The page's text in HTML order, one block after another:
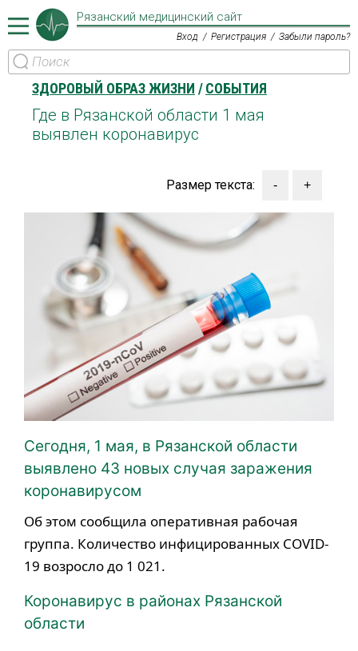
Рязанский медицинский сайт
Вход Регистрация Забыли пароль?
ЗДОРОВЫЙ ОБРАЗ ЖИЗНИ СОБЫТИЯ
Где в Рязанской области 1 мая
выявлен коронавирус
Размер текста:
Сегодня, 1 мая, в Рязанской области
выявлено 43 новых случая заражения
коронавирусом
Об этом сообщила оперативная рабочая
группа. Количество инфицированных COVID-
19 возросло до 1 021.
Коронавирус в районах Рязанской
области